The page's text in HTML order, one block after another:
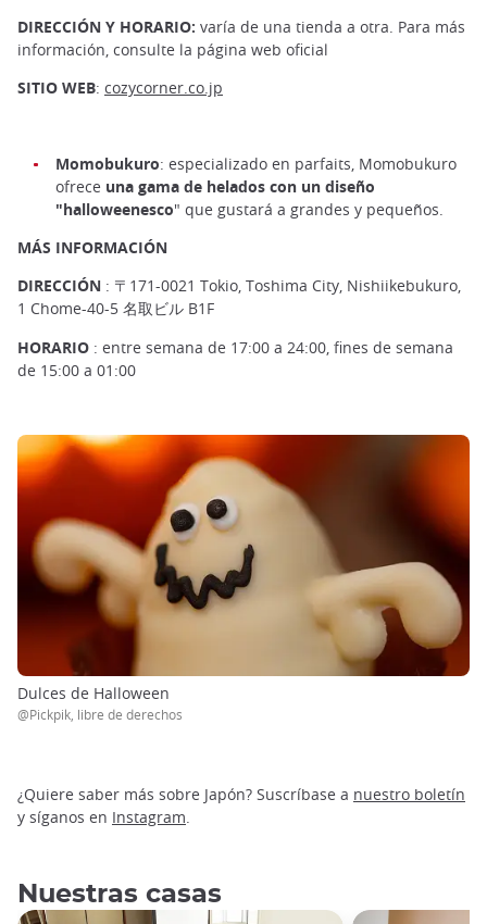
DIRECCIÓN Y HORARIO: varía de una tienda a otra. Para más
información, consulte la página web oficial
SITIO WEB: cozycorner.co.jp
Momobukuro: especializado en parfaits, Momobukuro
ofrece una gama de helados con un diseño
"halloweenesco" que gustará a grandes y pequeños.
MÁS INFORMACIÓN
DIRECCIÓN : 〒171-0021 Tokio, Toshima City, Nishiikebukuro,
1 Chome-40-5 名取ビル B1F
HORARIO : entre semana de 17:00 a 24:00, fines de semana
de 15:00 a 01:00
Dulces de Halloween
@Pickpik, libre de derechos
¿Quiere saber más sobre Japón? Suscríbase a nuestro boletín
y síganos en Instagram.
Nuestras casas